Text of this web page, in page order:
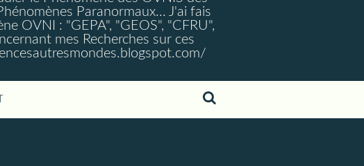
Paranormaux... J'ai fais
OVNI : "GEPA", "GEOS", "CFRU",
mes Recherches sur ces